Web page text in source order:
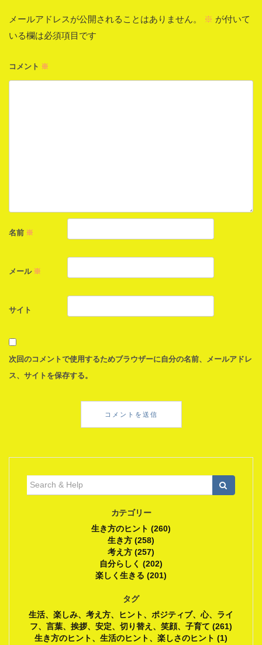
ゲ
ー
シ
ョ
メールアドレスが公開されることはありません。 ※ が付いて
いる欄は必須項目です
コメント ※
名前 ※
メール ※
サイト
次回のコメントで使用するためブラウザーに自分の名前、メールアドレ
ス、サイトを保存する。
カテゴリー
生き方のヒント (260)
生き方 (258)
考え方 (257)
自分らしく (202)
楽しく生きる (201)
タグ
生活、楽しみ、考え方、ヒント、ポジティブ、心、ライ
フ、言葉、挨拶、安定、切り替え、笑顔、子育て (261)
生き方のヒント、生活のヒント、楽しさのヒント (1)